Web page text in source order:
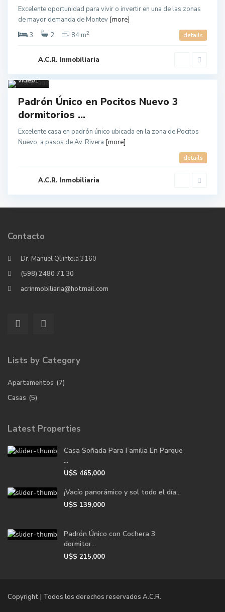
Excelente oportunidad para vivir o invertir en una de las zonas
de mayor demanda de Montev [more]
3
2 84 m2 details
A.C.R. Inmobiliaria
1
Monte
video
Padrón Único en Pocitos Nuevo 3
dormitorios ...
Excelente casa en padrón único ubicada en la zona de Pocitos
Nuevo, a pasos de Av. Rivera [more]
details
A.C.R. Inmobiliaria
Contacto
Dr. Manuel Quintela 3160
(598) 2480 71 30
acrinmobiliaria@hotmail.com
Lists by Category
Apartamentos (7)
Casas (5)
Latest Properties
Casa Soñada Para Familia En Parque
...
U$S 465,000
¡Vacío panorámico y sol todo el día...
U$S 139,000
Padrón Único con Cochera 3
dormitor...
U$S 215,000
Copyright | Todos los derechos reservados A.C.R.